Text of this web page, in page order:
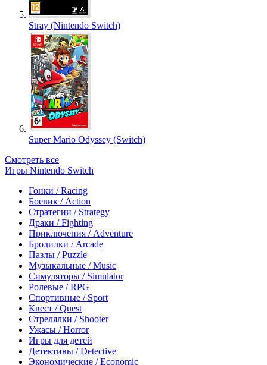
Stray (Nintendo Switch)
Super Mario Odyssey (Switch)
Смотреть все
Игры Nintendo Switch
Гонки / Racing
Боевик / Action
Стратегии / Strategy
Драки / Fighting
Приключения / Adventure
Бродилки / Arcade
Пазлы / Puzzle
Музыкальные / Music
Симуляторы / Simulator
Ролевые / RPG
Спортивные / Sport
Квест / Quest
Стрелялки / Shooter
Ужасы / Horror
Игры для детей
Детективы / Detective
Экономические / Economic